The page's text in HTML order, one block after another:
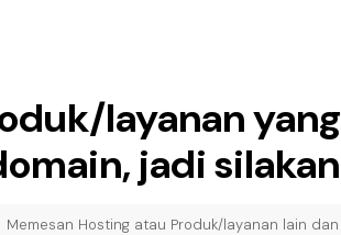
layanan
jadi
Memesan Hosting atau Produk/layanan lain